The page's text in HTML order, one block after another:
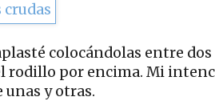
colocándolas entre
rodillo por encima. Mi
y otras.